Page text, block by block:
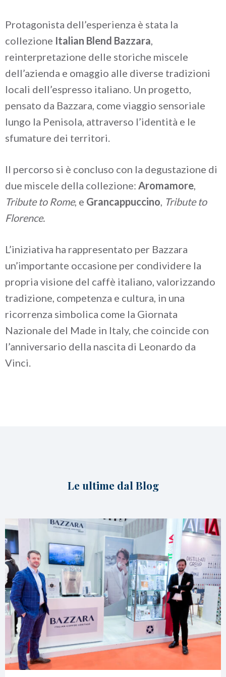
Protagonista dell’esperienza è stata la
collezione Italian Blend Bazzara,
reinterpretazione delle storiche miscele
dell’azienda e omaggio alle diverse tradizioni
locali dell’espresso italiano. Un progetto,
pensato da Bazzara, come viaggio sensoriale
lungo la Penisola, attraverso l’identità e le
sfumature dei territori.
Il percorso si è concluso con la degustazione di
due miscele della collezione: Aromamore,
Tribute to Rome, e Grancappuccino, Tribute to
Florence.
L’iniziativa ha rappresentato per Bazzara
un’importante occasione per condividere la
propria visione del caffè italiano, valorizzando
tradizione, competenza e cultura, in una
ricorrenza simbolica come la Giornata
Nazionale del Made in Italy, che coincide con
l’anniversario della nascita di Leonardo da
Vinci.
Le ultime dal Blog